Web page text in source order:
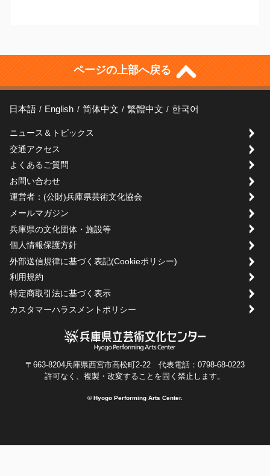
ページの上部へ戻る
日本語 English 简体中文 繁體中文 한국어
ニュース＆トピックス
交通アクセス
よくあるご質問
お問い合わせ
運営者：(公財)兵庫県芸術文化協会
メールマガジン
兵庫県の文化団体・施設等
個人情報保護方針
外部送信規律に基づく表記(Cookieポリシー)
利用規約
特定商取引法に基づく表示
カスタマーハラスメントポリシー
〒663-8204兵庫県西宮市高松町2-22 代表電話：0798-68-0223
許可なく、複製・改変することを固く禁止します。
© Hyogo Performing Arts Center.